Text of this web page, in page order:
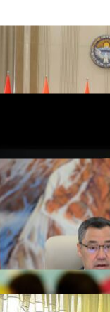
окуучулары
техникалык